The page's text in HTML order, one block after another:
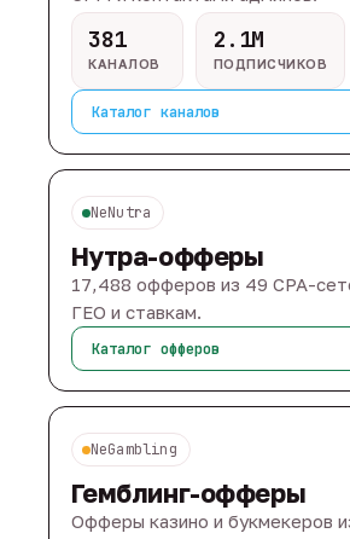
381
КАНАЛОВ
2.1M
ПОДПИСЧИКОВ
Каталог каналов
NeNutra
Нутра-офферы
17,488 офферов из 49 CPA-
ГЕО и ставкам.
Каталог офферов
NeGambling
Гемблинг-офферы
Офферы казино и букмекеров